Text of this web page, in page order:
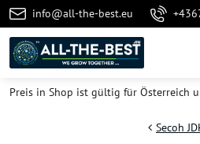
info@all-the-best.eu
Preis in Shop ist gültig für Österreich
Secoh